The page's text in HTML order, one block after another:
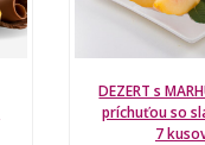
DEZERT s
príchuťou so
7